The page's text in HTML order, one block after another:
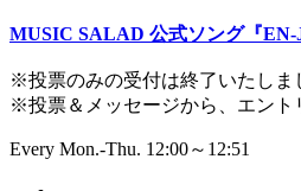
MUSIC SALAD 公式ソング『
※投票のみの受付は終了いたしま
※投票＆メッセージから、エント
Every Mon.-Thu. 12:00～12:51